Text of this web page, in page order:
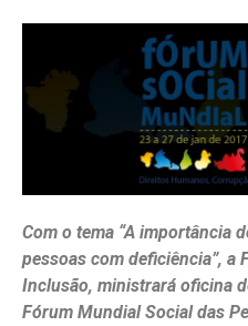
Com o tema “A importância
pessoas com deficiência”, a
Inclusão, ministrará oficina
Fórum Mundial Social das